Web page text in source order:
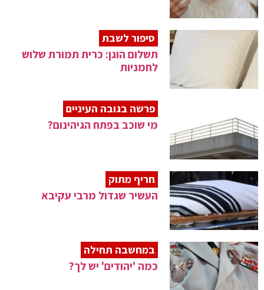
סיפור לשבת
תשלום הוגן: כרית תמורת שלוש
לחמניות
פרשה בגובה העיניים
מי שוכב בפתח הגיהינום?
חריף מתוק
העשיר שגדול מרבי עקיבא
במחשבה תחילה
כמה 'יהודים' יש לך?